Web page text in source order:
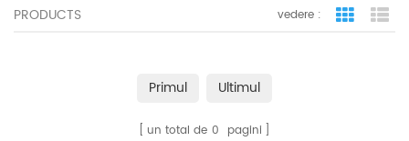
PRODUCTS vedere :
Primul Ultimul
un total de 0 pagini